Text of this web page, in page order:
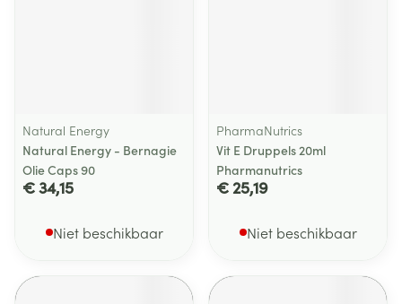
Natural Energy
Natural Energy - Bernagie
Olie Caps 90
€ 34,15
Niet beschikbaar
PharmaNutrics
Vit E Druppels 20ml
Pharmanutrics
€ 25,19
Niet beschikbaar